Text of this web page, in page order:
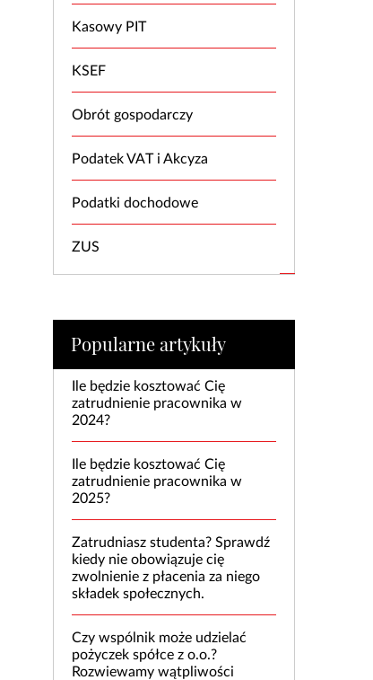
Kasowy PIT
KSEF
Obrót gospodarczy
Podatek VAT i Akcyza
Podatki dochodowe
ZUS
Popularne artykuły
Ile będzie kosztować Cię
zatrudnienie pracownika w
2024?
Ile będzie kosztować Cię
zatrudnienie pracownika w
2025?
Zatrudniasz studenta? Sprawdź
kiedy nie obowiązuje cię
zwolnienie z płacenia za niego
składek społecznych.
Czy wspólnik może udzielać
pożyczek spółce z o.o.?
Rozwiewamy wątpliwości